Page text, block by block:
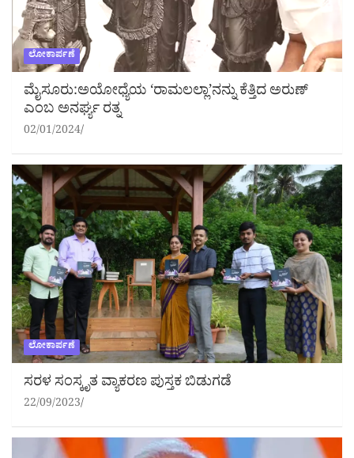
ಲೋಕಾರ್ಪಣೆ
ಮೈಸೂರು:ಅಯೋಧ್ಯೆಯ ‘ರಾಮಲಲ್ಲಾ’ನನ್ನು ಕೆತ್ತಿದ ಅರುಣ್
ಎಂಬ ಅನರ್ಘ್ಯ ರತ್ನ
02/01/2024
ಲೋಕಾರ್ಪಣೆ
ಸರಳ ಸಂಸ್ಕೃತ ವ್ಯಾಕರಣ ಪುಸ್ತಕ ಬಿಡುಗಡೆ
22/09/2023